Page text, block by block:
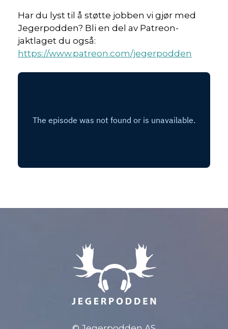
Har du lyst til å støtte jobben vi gjør med
Jegerpodden? Bli en del av Patreon-
jaktlaget du også:
https://www.patreon.com/jegerpodden